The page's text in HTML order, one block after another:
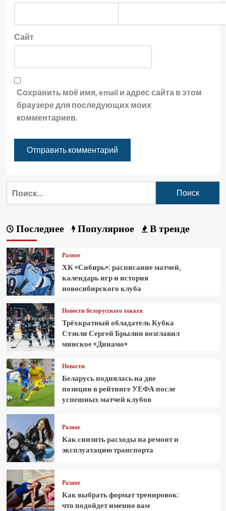
Сайт
Сохранить моё имя, email и адрес сайта в этом
браузере для последующих моих
комментариев.
Последнее Популярное В тренде
Разное
ХК «Сибирь»: расписание матчей,
календарь игр и история
новосибирского клуба
Новости белорусского хоккея
Трёхкратный обладатель Кубка
Стэнли Сергей Брылин возглавил
минское «Динамо»
Новости
Беларусь поднялась на две
позиции в рейтинге УЕФА после
успешных матчей клубов
Разное
Как снизить расходы на ремонт и
эксплуатацию транспорта
Разное
Как выбрать формат тренировок:
что подойдет именно вам